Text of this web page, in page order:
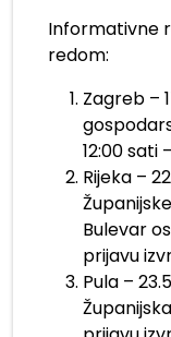
Informativne
redom:
Zagreb –
12:00 sati
Rijeka –
Bulevar
prijavu
Pula –